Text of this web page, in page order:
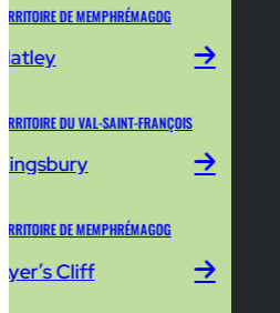
DE MEMPHRÉMAGOG
DU VAL-SAINT-FRANÇOIS
DE MEMPHRÉMAGOG
Cliff